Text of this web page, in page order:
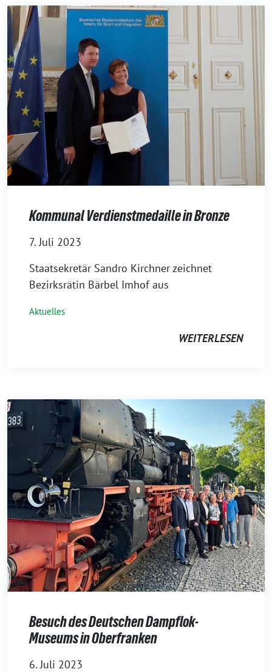
Kommunal Verdienstmedaille in Bronze
7. Juli 2023
Staatsekretär Sandro Kirchner zeichnet
Bezirksrätin Bärbel Imhof aus
Aktuelles
WEITERLESEN
Besuch des Deutschen Dampflok-
Museums in Oberfranken
6. Juli 2023